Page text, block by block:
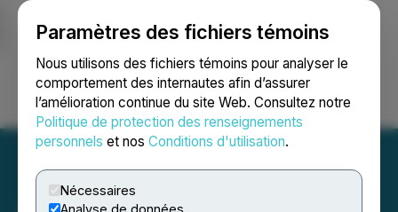
Paramètres des fichiers témoins
Nous utilisons des fichiers témoins pour analyser le
comportement des internautes afin d’assurer
l’amélioration continue du site Web. Consultez notre
Politique de protection des renseignements
personnels et nos Conditions d'utilisation.
Nécessaires
Analyse de données
Ouvrir une session Recherche English